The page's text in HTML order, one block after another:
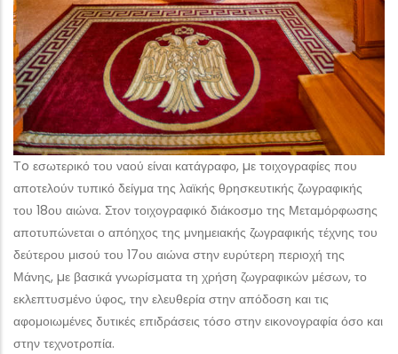
Τo εσωτερικό του ναού είναι κατάγραφο, µε τοιχογραφίες που
αποτελούν τυπικό δείγμα της λαϊκής θρησκευτικής ζωγραφικής
του 18ου αιώνα. Στον τοιχογραφικό διάκοσμο της Μεταμόρφωσης
αποτυπώνεται ο απόηχος της μνημειακής ζωγραφικής τέχνης του
δεύτερου μισού του 17ου αιώνα στην ευρύτερη περιοχή της
Μάνης, µε βασικά γνωρίσματα τη χρήση ζωγραφικών μέσων, το
εκλεπτυσμένο ύφος, την ελευθερία στην απόδοση και τις
αφομοιωμένες δυτικές επιδράσεις τόσο στην εικονογραφία όσο και
στην τεχνοτροπία.